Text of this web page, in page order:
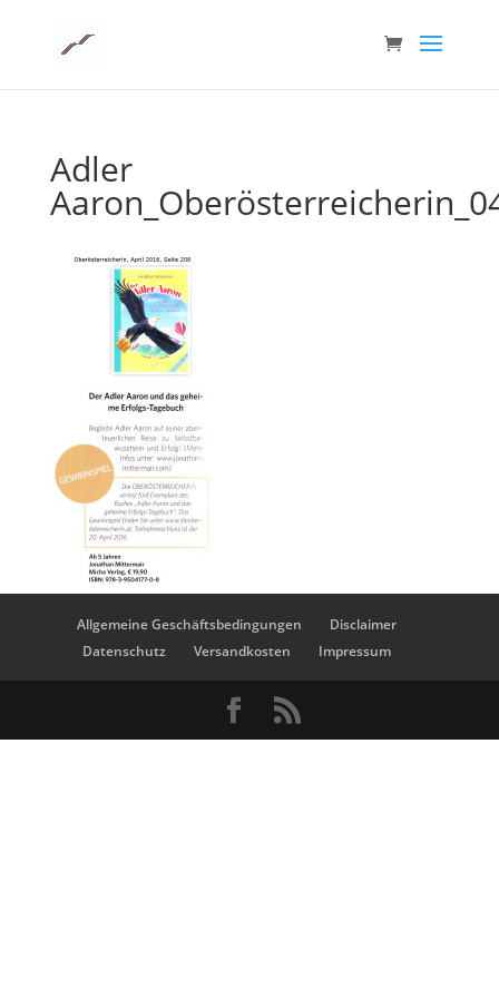
Adler
Allgemeine Geschäftsbedingungen
Disclaimer
Datenschutz
Versandkosten Impressum